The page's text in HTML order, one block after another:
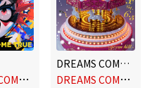
D
REAMS COME TRUE
DREAMS COME TRUE MUSIC BOX Vol.6.5 - GREEN HILL -
D
REAMS COME TRUE